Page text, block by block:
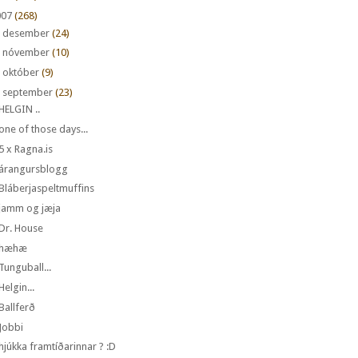
(268)
desember (24)
nóvember (10)
október (9)
september (23)
..
one of those days...
5 x Ragna.is
árangursblogg
og jæja
House
Tunguball...
Jobbi
hjúkka framtíðarinnar ? :D